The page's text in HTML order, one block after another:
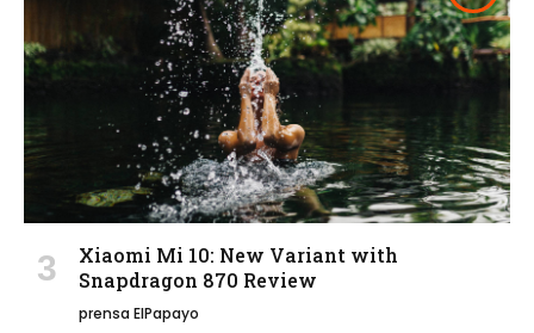
Xiaomi Mi 10: New Variant with
Snapdragon 870 Review
prensa ElPapayo